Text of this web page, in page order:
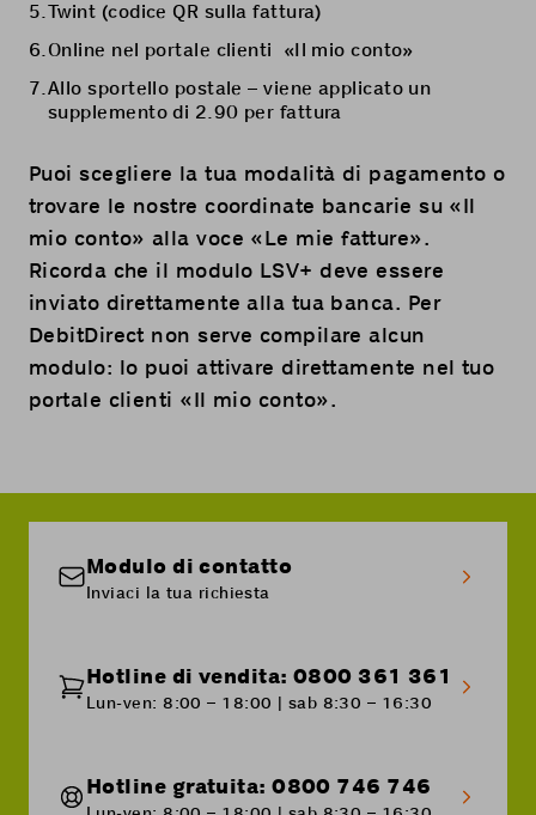
Twint (codice QR sulla fattura)
Online nel portale clienti «Il mio conto»
Allo sportello postale – viene applicato un
supplemento di 2.90 per fattura
Puoi scegliere la tua modalità di pagamento o
trovare le nostre coordinate bancarie su «Il
mio conto» alla voce «Le mie fatture».
Ricorda che il modulo LSV+ deve essere
inviato direttamente alla tua banca. Per
DebitDirect non serve compilare alcun
modulo: lo puoi attivare direttamente nel tuo
portale clienti «Il mio conto».
Modulo di contatto
Inviaci la tua richiesta
Hotline di vendita: 0800 361 361
Lun-ven: 8:00 – 18:00 | sab 8:30 – 16:30
Hotline gratuita: 0800 746 746